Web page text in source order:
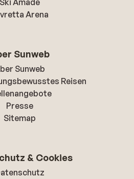
Ski Amade
Arena
Sunweb
Sunweb
Reisen
Presse
Sitemap
& Cookies